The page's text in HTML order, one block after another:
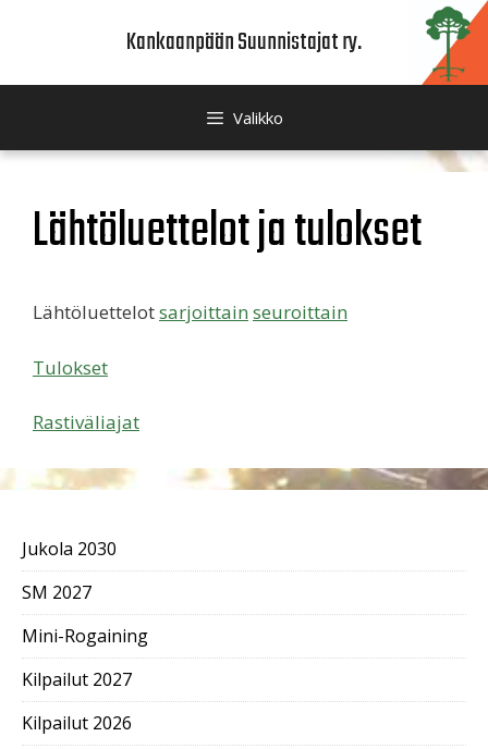
Kankaanpään Suunnistajat ry.
Valikko
Lähtöluettelot ja tulokset
Lähtöluettelotsarjoittain seuroittain
Tulokset
Rastiväliajat
Jukola 2030
SM 2027
Mini-Rogaining
Kilpailut 2027
Kilpailut 2026